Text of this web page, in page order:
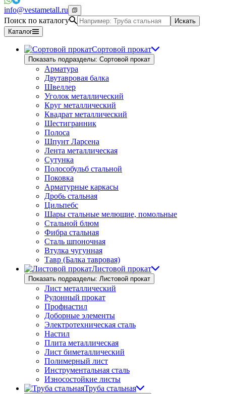
info@vestametall.ru
Поиск по каталогу
Искать
Каталог
Сортовой прокат
Показать подразделы: Сортовой прокат
Арматура
Двутавровая балка
Швеллер
Уголок металлический
Круг металлический
Квадрат металлический
Шестигранник
Полоса
Шпунт Ларсена
Лента металлическая
Сутунка
Полособульб стальной
Поковка
Арматурные каркасы
Дробь стальная
Цильпебс
Шары стальные мелющие, помольные
Стальной блюм
Фибра стальная
Сталь шпоночная
Втулка чугунная
Тавр (Балка тавровая)
Листовой прокат
Показать подразделы: Листовой прокат
Лист металлический
Рулонный прокат
Профнастил
Доборные элементы
Электротехническая сталь
Настил
Плита металлическая
Лист биметаллический
Полимерный лист
Инструментальная сталь
Износостойкие листы
Труба стальная